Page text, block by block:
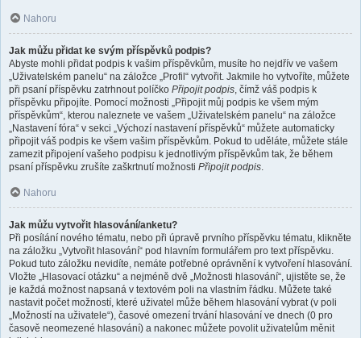
Nahoru
Jak můžu přidat ke svým příspěvků podpis?
Abyste mohli přidat podpis k vašim příspěvkům, musíte ho nejdřív ve vašem
„Uživatelském panelu“ na záložce „Profil“ vytvořit. Jakmile ho vytvoříte, můžete
při psaní příspěvku zatrhnout políčko Připojit podpis, čímž váš podpis k
příspěvku připojíte. Pomocí možnosti „Připojit můj podpis ke všem mým
příspěvkům“, kterou naleznete ve vašem „Uživatelském panelu“ na záložce
„Nastavení fóra“ v sekci „Výchozí nastavení příspěvků“ můžete automaticky
připojit váš podpis ke všem vašim příspěvkům. Pokud to uděláte, můžete stále
zamezit připojení vašeho podpisu k jednotlivým příspěvkům tak, že během
psaní příspěvku zrušíte zaškrtnutí možnosti Připojit podpis.
Nahoru
Jak můžu vytvořit hlasování/anketu?
Při posílání nového tématu, nebo při úpravě prvního příspěvku tématu, klikněte
na záložku „Vytvořit hlasování“ pod hlavním formulářem pro text příspěvku.
Pokud tuto záložku nevidíte, nemáte potřebné oprávnění k vytvoření hlasování.
Vložte „Hlasovací otázku“ a nejméně dvě „Možnosti hlasování“, ujistěte se, že
je každá možnost napsaná v textovém poli na vlastním řádku. Můžete také
nastavit počet možností, které uživatel může během hlasování vybrat (v poli
„Možností na uživatele“), časové omezení trvání hlasování ve dnech (0 pro
časově neomezené hlasování) a nakonec můžete povolit uživatelům měnit